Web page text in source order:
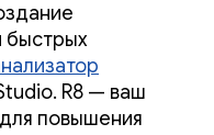
быстрых
R8 — ваш
повышения